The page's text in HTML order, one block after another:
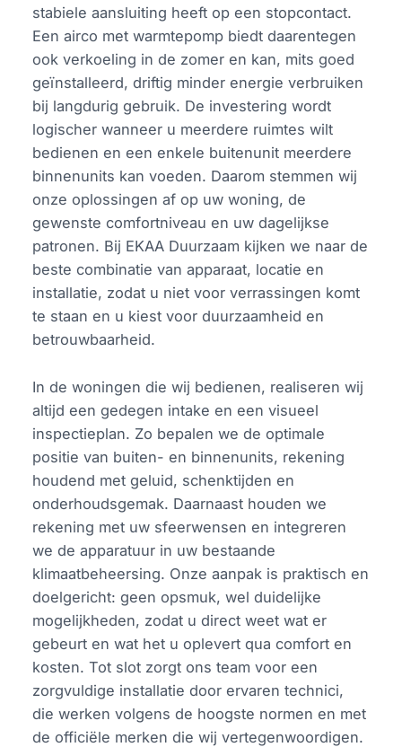
stabiele aansluiting heeft op een stopcontact.
Een airco met warmtepomp biedt daarentegen
ook verkoeling in de zomer en kan, mits goed
geïnstalleerd, driftig minder energie verbruiken
bij langdurig gebruik. De investering wordt
logischer wanneer u meerdere ruimtes wilt
bedienen en een enkele buitenunit meerdere
binnenunits kan voeden. Daarom stemmen wij
onze oplossingen af op uw woning, de
gewenste comfortniveau en uw dagelijkse
patronen. Bij EKAA Duurzaam kijken we naar de
beste combinatie van apparaat, locatie en
installatie, zodat u niet voor verrassingen komt
te staan en u kiest voor duurzaamheid en
betrouwbaarheid.
In de woningen die wij bedienen, realiseren wij
altijd een gedegen intake en een visueel
inspectieplan. Zo bepalen we de optimale
positie van buiten- en binnenunits, rekening
houdend met geluid, schenktijden en
onderhoudsgemak. Daarnaast houden we
rekening met uw sfeerwensen en integreren
we de apparatuur in uw bestaande
klimaatbeheersing. Onze aanpak is praktisch en
doelgericht: geen opsmuk, wel duidelijke
mogelijkheden, zodat u direct weet wat er
gebeurt en wat het u oplevert qua comfort en
kosten. Tot slot zorgt ons team voor een
zorgvuldige installatie door ervaren technici,
die werken volgens de hoogste normen en met
de officiële merken die wij vertegenwoordigen.